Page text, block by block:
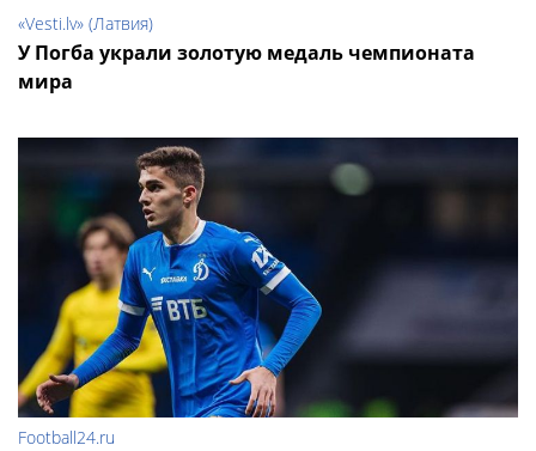
«Vesti.lv» (Латвия)
У Погба украли золотую медаль чемпионата
мира
Football24.ru